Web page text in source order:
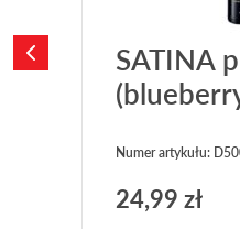
SATINA
plastików
K2
Numer artykułu:
24,99zł